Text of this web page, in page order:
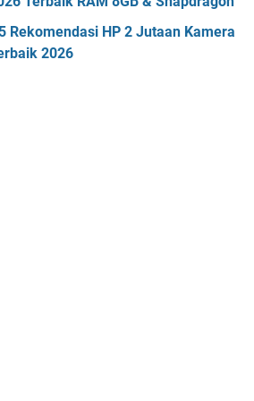
Rekomendasi HP 2 Jutaan Kamera
2026